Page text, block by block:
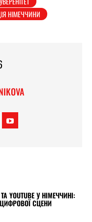
НІМЕЧЧИНИ
YOUTUBE У НІМЕЧЧИНІ:
СЦЕНИ